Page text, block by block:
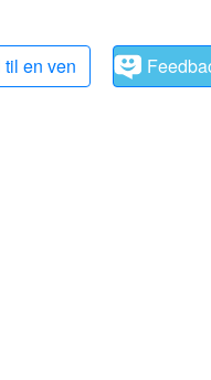
en ven